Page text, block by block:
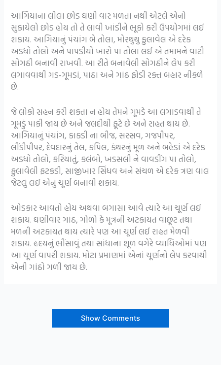
આગિયાના લીલા છોડ ઘણી વાર મળતા નથી એટલે એનો
સુકાયેલો છોડ હોય તો તે લાવી ખાંડીને ભૂકો કરી ઉપયોગમાં લઈ
શકાય. આગિયાનું પંચાંગ બે તોલા, મોરથુથુ ફુલાવેલ એ દરેક
અડધો તોલો અને પાપડીયો ખારો પા તોલા લઈ એ તમામને વાટી
સોગઠી બનાવી રાખવી. આ રીતે બનાવેલી સોગઠીને લેપ કરી
લગાવવાથી ગડ-ગૂમડાં, પાઠા અને ગાંઠ ફોડી રક્ત બહાર નીકળે
છે.
જે લોકો સહન કરી શકતા ન હોય તેમને ગૂમડે આ લગાડવાથી તે
ગૂમડું પાકી જાય છે અને જલદીથી ફૂટે છે અને રાહત થાય છે.
આગિયાનું પંચાંગ, કાકડી ના બીજ, સરસવ, ગજપીપર,
લીંડીપીપર, દેવદારનું તેલ, કપિલ, કંથરનું મૂળ અને બહેડાં એ દરેક
અડધો તોલો, કરિયાતું, કલંબો, ખડસલી ને વાવડીંગ પા તોલો,
ફુલાવેલી ફટકડી, સાજીખાર સિંધવ અને સંચળ એ દરેક ત્રણ વાલ
જેટલું લઈ એનું ચૂર્ણ બનાવી શકાય.
ઓડકાર આવતો હોય અથવા બગાસા આવે ત્યારે આ ચૂર્ણ લઈ
શકાય. ઘણીવાર ગાંઠ, ગોળો કે મૂત્રની અટકાયત વાછૂટ તથા
મળની અટકાયત થાય ત્યારે પણ આ ચૂર્ણ લઈ રાહત મેળવી
શકાય. હૃદયનું ભીંસાવું તથા સાંધાના શૂળ વગેરે વ્યાધિઓમાં પણ
આ ચૂર્ણ વાપરી શકાય. મોટા પ્રમાણમાં એનાં ચૂર્ણનો લેપ કરવાથી
એની ગાંઠો ગળી જાય છે.
Show Comments